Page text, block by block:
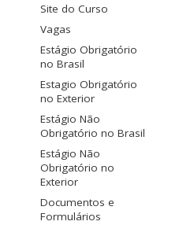
Site do Curso
Vagas
Estágio Obrigatório
no Brasil
Estagio Obrigatório
no Exterior
Estágio Não
Obrigatório no Brasil
Estágio Não
Obrigatório no
Exterior
Documentos e
Formulários